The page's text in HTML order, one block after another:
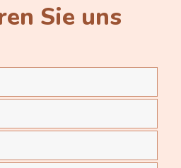
Sie uns